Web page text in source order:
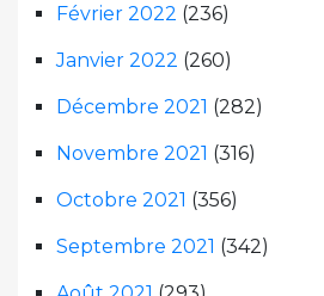
Février 2022 (236)
Janvier 2022 (260)
Décembre 2021 (282)
Novembre 2021 (316)
Octobre 2021 (356)
Septembre 2021 (342)